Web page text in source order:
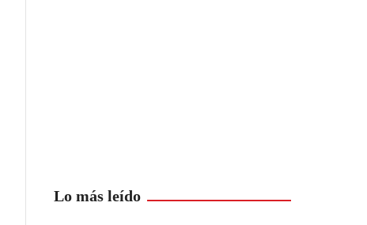
Lo más leído